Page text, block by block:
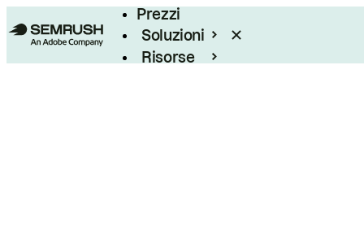
Prezzi
Soluzioni
Risorse